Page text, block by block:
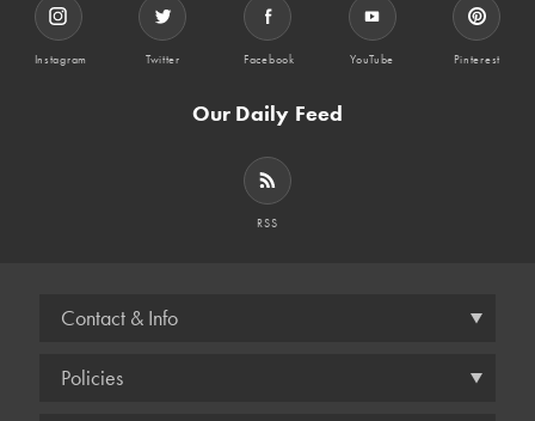
Instagram Twitter Facebook YouTube Pinterest
Our Daily Feed
RSS
Contact & Info
Policies